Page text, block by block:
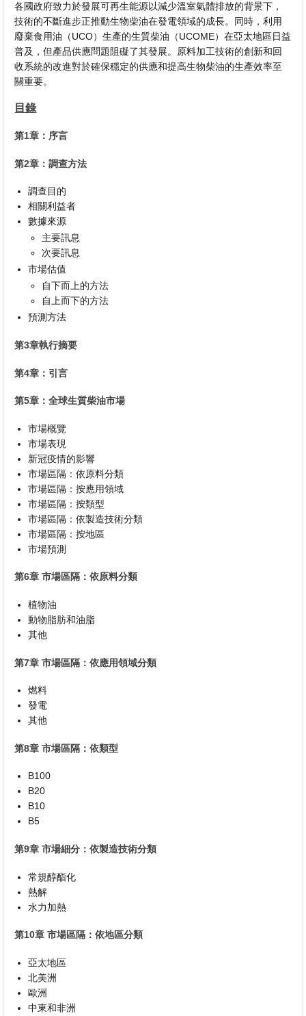
各國政府致力於發展可再生能源以減少溫室氣體排放的背景下，
技術的不斷進步正推動生物柴油在發電領域的成長。同時，利用
廢棄食用油（UCO）生產的生質柴油（UCOME）在亞太地區日益
普及，但產品供應問題阻礙了其發展。原料加工技術的創新和回
收系統的改進對於確保穩定的供應和提高生物柴油的生產效率至
關重要。
目錄
第1章：序言
第2章：調查方法
調查目的
相關利益者
數據來源
主要訊息
次要訊息
市場估值
自下而上的方法
自上而下的方法
預測方法
第3章執行摘要
第4章：引言
第5章：全球生質柴油市場
市場概覽
市場表現
新冠疫情的影響
市場區隔：依原料分類
市場區隔：按應用領域
市場區隔：按類型
市場區隔：依製造技術分類
市場區隔：按地區
市場預測
第6章 市場區隔：依原料分類
植物油
動物脂肪和油脂
其他
第7章 市場區隔：依應用領域分類
燃料
發電
其他
第8章 市場區隔：依類型
B100
B20
B10
B5
第9章 市場細分：依製造技術分類
常規醇酯化
熱解
水力加熱
第10章 市場區隔：依地區分類
亞太地區
北美洲
歐洲
中東和非洲